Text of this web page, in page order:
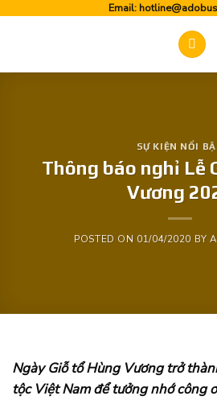
Email:
SỰ KIỆN NỔI
Thông báo nghỉ Lễ
Vương
POSTED ON 01/04/2020 BY
Ngày Giỗ tổ Hùng Vương trở
tộc Việt Nam để tưởng nhớ công